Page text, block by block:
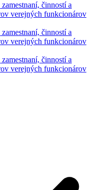
činností a
verejných funkcionárov
činností a
verejných funkcionárov
činností a
verejných funkcionárov